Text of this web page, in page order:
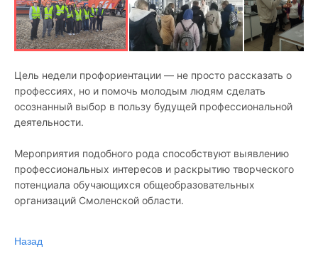
Цель недели профориентации — не просто рассказать о
профессиях, но и помочь молодым людям сделать
осознанный выбор в пользу будущей профессиональной
деятельности.
Мероприятия подобного рода способствуют выявлению
профессиональных интересов и раскрытию творческого
потенциала обучающихся общеобразовательных
организаций Смоленской области.
Назад